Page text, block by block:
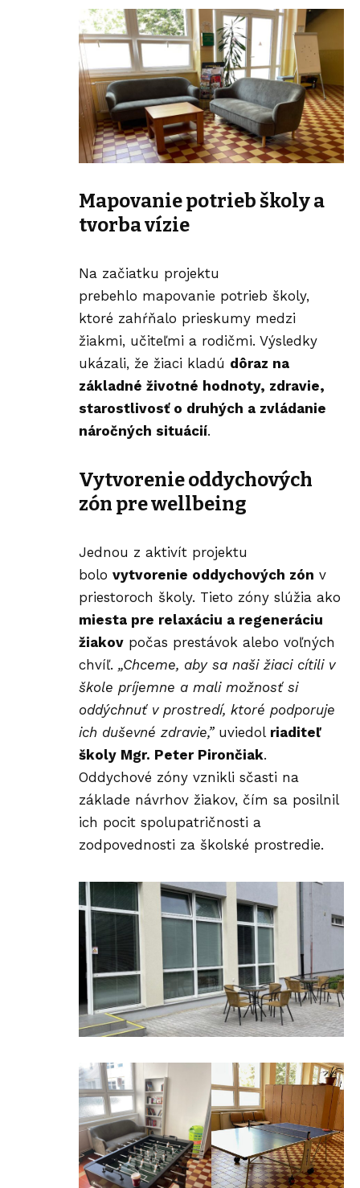
Mapovanie potrieb školy a
tvorba vízie
Na začiatku projektu
prebehlo mapovanie potrieb školy,
ktoré zahŕňalo prieskumy medzi
žiakmi, učiteľmi a rodičmi. Výsledky
ukázali, že žiaci kladú dôraz na
základné životné hodnoty, zdravie,
starostlivosť o druhých a zvládanie
náročných situácií.
Vytvorenie oddychových
zón pre wellbeing
Jednou z aktivít projektu
bolo vytvorenie oddychových zón v
priestoroch školy. Tieto zóny slúžia ako
miesta pre relaxáciu a regeneráciu
žiakov počas prestávok alebo voľných
chvíľ. „Chceme, aby sa naši žiaci cítili v
škole príjemne a mali možnosť si
oddýchnuť v prostredí, ktoré podporuje
ich duševné zdravie,”uviedol riaditeľ
školy Mgr. Peter Pirončiak.
Oddychové zóny vznikli sčasti na
základe návrhov žiakov, čím sa posilnil
ich pocit spolupatričnosti a
zodpovednosti za školské prostredie.